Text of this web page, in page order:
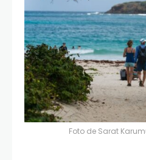
Foto de Sarat